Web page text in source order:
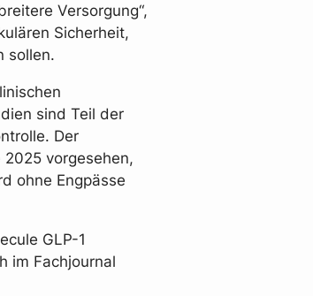
Versorgung“,
Sicherheit,
sollen.
sind Teil der
Der
vorgesehen,
ohne Engpässe
GLP-1
im Fachjournal